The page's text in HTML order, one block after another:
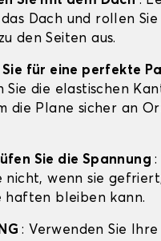
Dach und rollen Sie
den Seiten aus.
Sie für eine perfekte
Sie die elastischen
die Plane sicher an
Sie die Spannung:
nicht, wenn sie
haften bleiben kann.
: Verwenden Sie